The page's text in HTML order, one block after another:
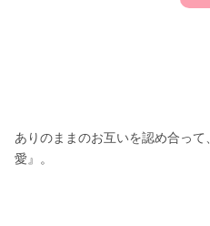
ありのままのお互いを認め合っ
愛』。